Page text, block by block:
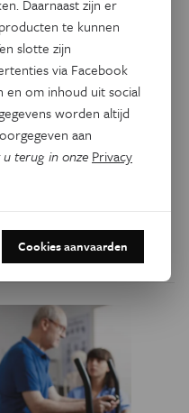
sporthart is
reageert anders op
zien artsen mogelijk
Daarnaast zijn er
te kunnen
slotte zijn
via Facebook
en om inhoud uit social
worden altijd
aan
terug in onze Privacy
Cookies aanvaarden